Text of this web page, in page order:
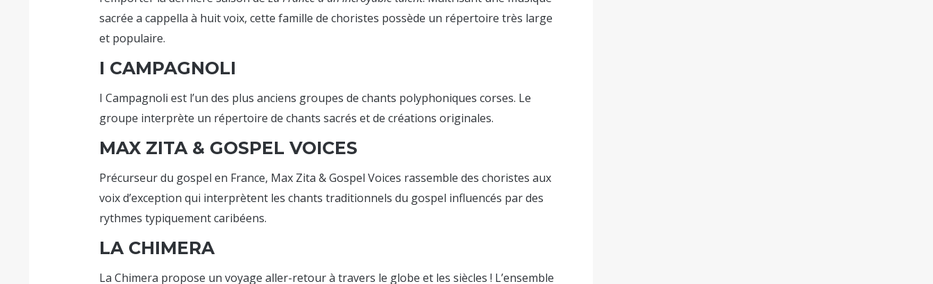
sacrée a cappella à huit voix, cette famille de choristes possède un répertoire très large
et populaire.
I CAMPAGNOLI
I Campagnoli est l’un des plus anciens groupes de chants polyphoniques corses. Le
groupe interprète un répertoire de chants sacrés et de créations originales.
MAX ZITA & GOSPEL VOICES
Précurseur du gospel en France, Max Zita & Gospel Voices rassemble des choristes aux
voix d’exception qui interprètent les chants traditionnels du gospel influencés par des
rythmes typiquement caribéens.
LA CHIMERA
La Chimera propose un voyage aller-retour à travers le globe et les siècles ! L’ensemble